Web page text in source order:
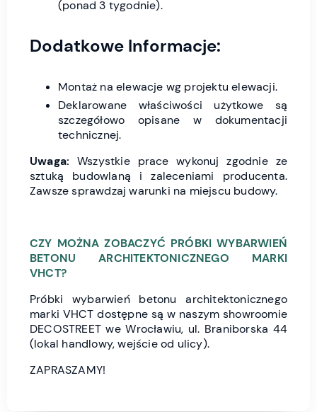
(ponad 3 tygodnie).
Dodatkowe Informacje:
Montaż na elewacje wg projektu elewacji.
Deklarowane właściwości użytkowe są
szczegółowo opisane w dokumentacji
technicznej.
Uwaga: Wszystkie prace wykonuj zgodnie ze
sztuką budowlaną i zaleceniami producenta.
Zawsze sprawdzaj warunki na miejscu budowy.
CZY MOŻNA ZOBACZYĆ PRÓBKI WYBARWIEŃ
BETONU ARCHITEKTONICZNEGO MARKI
VHCT?
Próbki wybarwień betonu architektonicznego
marki VHCT dostępne są w naszym showroomie
DECOSTREET we Wrocławiu, ul. Braniborska 44
(lokal handlowy, wejście od ulicy).
ZAPRASZAMY!